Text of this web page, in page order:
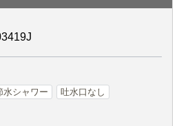
水シャワー 吐水口なし